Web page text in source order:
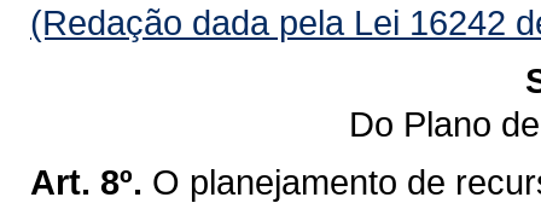
(Redação dada pela Lei 16242
Do Plano
Art. 8º. O planejamento de